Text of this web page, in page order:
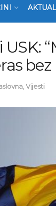
USK:
Vijesti